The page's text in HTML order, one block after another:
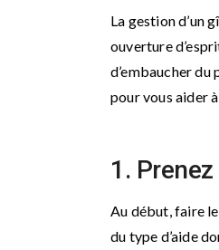
La gestion d’un
ouverture
d’embaucher
pour vous aider
1.
Au début, faire
du type d’aide